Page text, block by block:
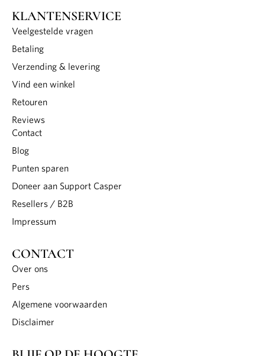
KLANTENSERVICE
Veelgestelde vragen
Betaling
Verzending & levering
Vind een winkel
Retouren
Reviews
Contact
Blog
Punten sparen
Doneer aan Support Casper
Resellers / B2B
Impressum
CONTACT
Over ons
Pers
Algemene voorwaarden
Disclaimer